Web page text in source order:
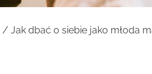
/ Jak dbać o siebie jako młoda